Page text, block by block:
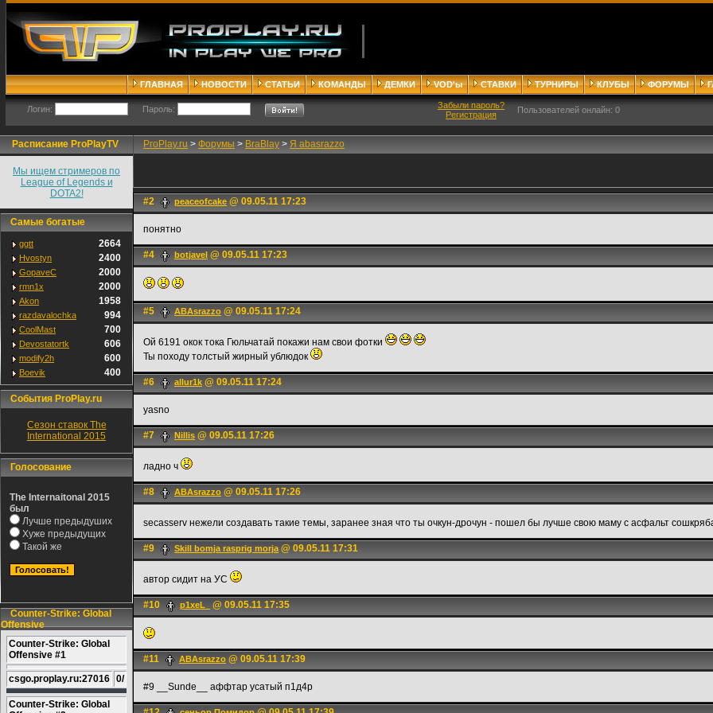
ГЛАВНАЯ НОВОСТИ СТАТЬИ КОМАНДЫ ДЕМКИ VOD'ы СТАВКИ ТУРНИРЫ КЛУБЫ ФОРУМЫ
Логин: Пароль:
Забыли пароль?
Регистрация
Пользователей онлайн: 0
Расписание ProPlayTV
Мы ищем стримеров по
League of Legends и
DOTA2!
Самые богатые
ggtt 2664
Hvostyn 2400
GopaveC 2000
rmn1x 2000
Akon 1958
razdavalochka 994
CoolMast 700
Devostatortk 606
modify2h 600
Boevik 400
События ProPlay.ru
Сезон ставок The
International 2015
Голосование
The Internaitonal 2015
был
Лучше предыдуших
Хуже предыдущих
Такой же
Counter-Strike: Global
Offensive
Counter-Strike: Global
Offensive #1
csgo.proplay.ru:27016 0/
Counter-Strike: Global
ProPlay.ru > Форумы > BraBlay > Я abasrazzo
#2 peaceofcake @ 09.05.11 17:23
понятно
#4 botjavel @ 09.05.11 17:23
#5 ABAsrazzo @ 09.05.11 17:24
Ой 6191 окок тока Гюльчатай покажи нам свои фотки
Ты походу толстый жирный ублюдок
#6 allur1k @ 09.05.11 17:24
yasno
#7 Nillis @ 09.05.11 17:26
ладно ч
#8 ABAsrazzo @ 09.05.11 17:26
secasserv нежели создавать такие темы, заранее зная что ты очкун-дрочун - пошел бы лучше свою маму с асфальт
#9 Skill bomja rasprig morja@ 09.05.11 17:31
автор сидит на УС
#10 p1xeL_ @ 09.05.11 17:35
#11 ABAsrazzo @ 09.05.11 17:39
#9 __Sunde__ аффтар усатый п1д4р